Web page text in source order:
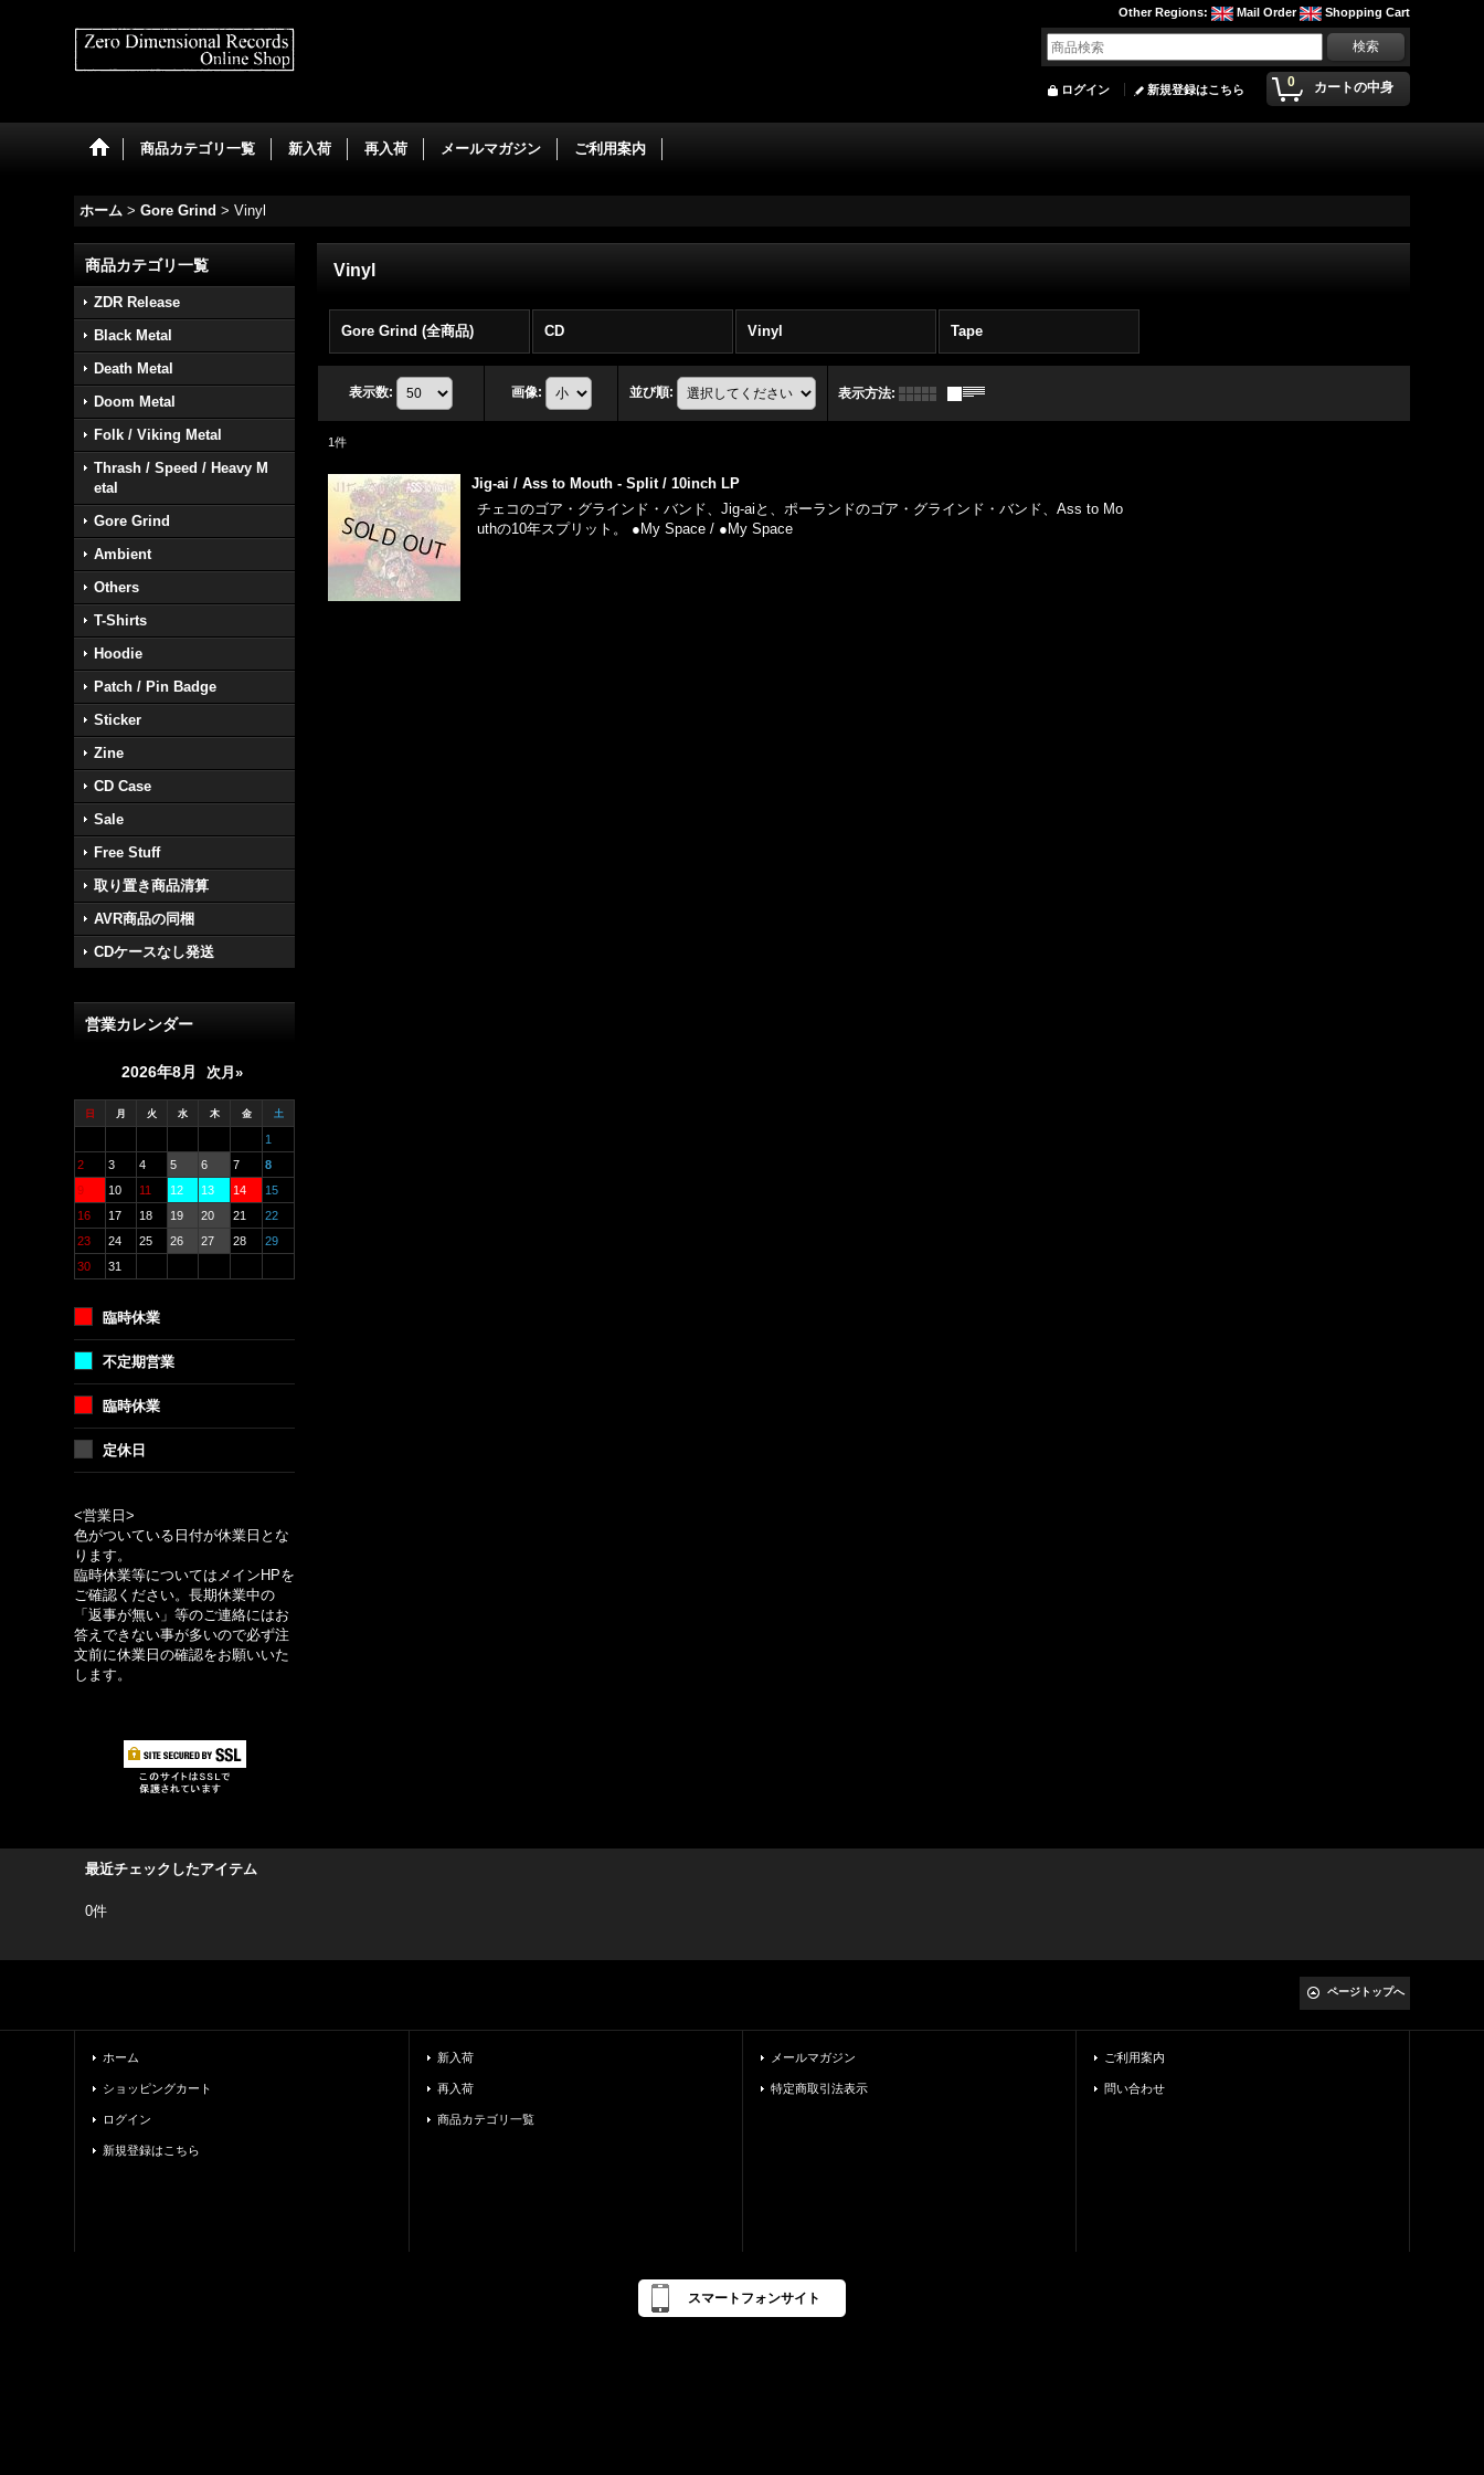
Other Regions: Mail Order Shopping Cart
0 カートの中身
ログイン 新規登録はこちら
商品カテゴリ一覧 新入荷 再入荷 メールマガジン ご利用案内
ホーム > Gore Grind > Vinyl
商品カテゴリ一覧
ZDR Release
Black Metal
Death Metal
Doom Metal
Folk / Viking Metal
Thrash / Speed / Heavy M
etal
Gore Grind
Ambient
Others
T-Shirts
Hoodie
Patch / Pin Badge
Sticker
Zine
CD Case
Sale
Free Stuff
取り置き商品清算
AVR商品の同梱
CDケースなし発送
営業カレンダー
2026年8月 次月»
日 月 火 水 木 金 土
1
2
3 4 5 6 7
8
9
10 11 12 13 14
15
16
17 18 19 20 21
22
23
24 25 26 27 28
29
30
31
臨時休業
不定期営業
臨時休業
定休日
<営業日>
色がついている日付が休業日とな
ります。
臨時休業等についてはメインHPを
ご確認ください。長期休業中の
「返事が無い」等のご連絡にはお
答えできない事が多いので必ず注
文前に休業日の確認をお願いいた
します。
Vinyl
Gore Grind (全商品) CD Vinyl Tape
表示数: 画像: 並び順: 表示方法:
1件
Jig-ai / Ass to Mouth - Split / 10inch LP
チェコのゴア・グラインド・バンド、Jig-aiと、ポーランドのゴア・グラインド・バンド、Ass to Mo
uthの10年スプリット。 ●My Space / ●My Space
最近チェックしたアイテム
0件
ページトップへ
ホーム
ショッピングカート
ログイン
新規登録はこちら
新入荷
再入荷
商品カテゴリ一覧
メールマガジン
特定商取引法表示
ご利用案内
問い合わせ
スマートフォンサイト